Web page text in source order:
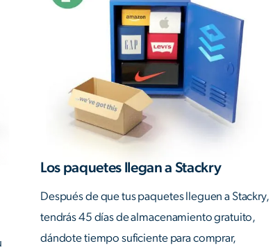
Los paquetes llegan a Stackry
Después de que tus paquetes lleguen a Stackry,
tendrás 45 días de almacenamiento gratuito,
dándote tiempo suficiente para comprar,